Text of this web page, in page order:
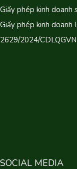
Giấy phép kinh doanh
Giấy phép kinh doanh
2629/2024/
SOCIAL MEDIA